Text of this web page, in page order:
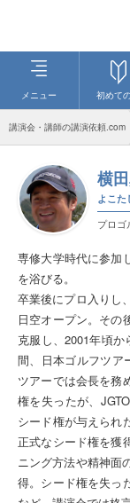
メニュー 初めて
講演会・講師の講演依頼.com
横
よこた
プロゴ
専修大学時代に参加
を浴びる。
卒業後にプロ入りし
日空オープン。その
克服し、2001年頃
間、日本ゴルフツア
ツアーでは会長を務
権を失ったが、
シード権が与えられ
正式なシード権を獲
ニング方法や精神面
得。シード権を失っ